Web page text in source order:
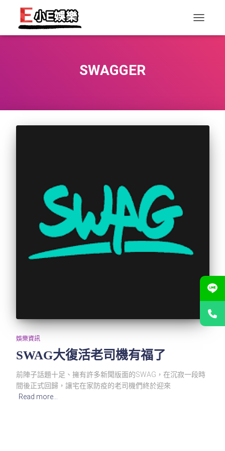
SWAGGER
娛樂資訊
SWAG大復活老司機有福了
前陣子話題十足、擁有許多新聞版面的SWAG，在沉寂一段時
間後正式回歸，讓宅在家防疫的老司機們終於迎來
Read more…